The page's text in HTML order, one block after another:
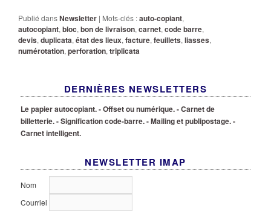
Publié dansNewsletter | Mots-clés :auto-copiant,
autocopiant, bloc, bon de livraison, carnet, code barre,
devis, duplicata, état des lieux, facture, feuillets, liasses,
numérotation, perforation, triplicata
DERNIÈRES NEWSLETTERS
Le papier autocopiant.- Offset ou numérique.- Carnet de
billetterie.- Signification code-barre.- Mailing et publipostage.-
Carnet intelligent.
NEWSLETTER IMAP
Nom
Courriel